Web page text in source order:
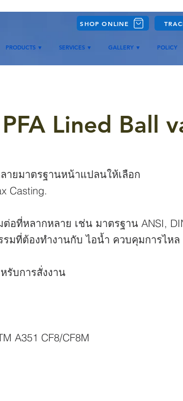
PRODUCTS ▼ SERVICES ▼ GALLERY ▼ POLICY
SHOP ONLINE
Lined Ball
ยมาตรฐานหน้าแปลนให้เลือก
Casting.
อที่หลากหลาย เช่น มาตรฐาน ANSI,
รมที่ต้องทำงานกับ ไอน้ำ ควบคุมการไหล
รับการสั่งงาน
A351 CF8/CF8M